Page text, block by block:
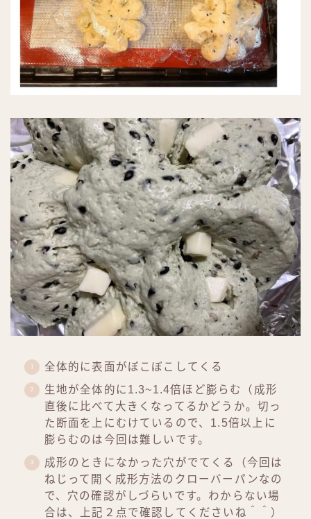
全体的に表面がぼこぼこしてくる
生地が全体的に1.3~1.4倍ほど膨らむ（成形
直後に比べて大きくなってるかどうか。切っ
た断面を上にむけているので、1.5倍以上に
膨らむのは今回は難しいです。
成形のときになかった穴がでてくる（今回は
ねじって開く成形方法のクローバーパンなの
で、穴の確認がしづらいです。わからない場
合は、上記２点で確認してくださいね＾＾）